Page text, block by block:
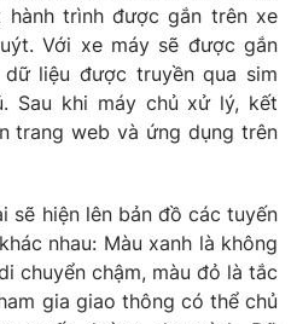
lai
trình được gắn trên xe
Với xe máy sẽ được gắn
liệu được truyền qua sim
Sau khi máy chủ xử lý, kết
trang web và ứng dụng trên
sẽ hiện lên bản đồ các tuyến
nhau: Màu xanh là không
chuyển chậm, màu đỏ là tắc
gia giao thông có thể chủ